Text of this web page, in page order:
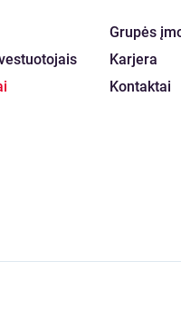
Grupės
Karjera
Kontaktai